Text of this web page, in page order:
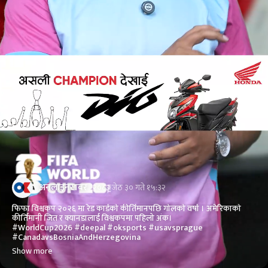
अनलाइनखबर २०८३ जेठ ३० गते १५:३२
फिफा विश्वकप २०२६ मा रेड कार्डको कीर्तिमानपछि गोलको वर्षा । अमेरिकाको
कीर्तिमानी जित र क्यानडालाई विश्वकपमा पहिलो अंक।
#WorldCup2026 #deepal #oksports #usavsprague
#CanadavsBosniaAndHerzegovina
Show more